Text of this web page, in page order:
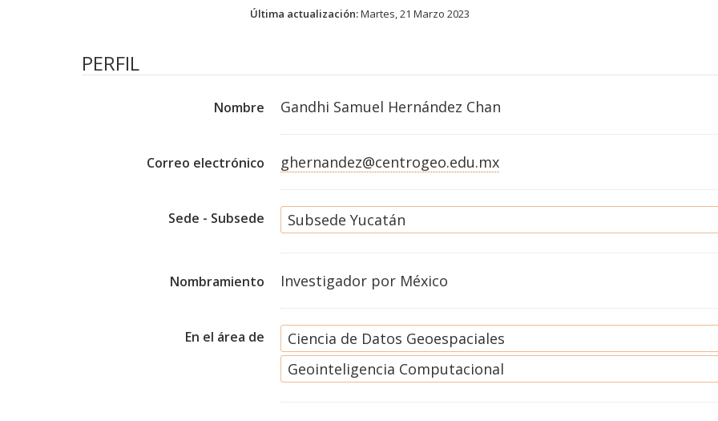
Última actualización:Martes, 21 Marzo 2023
PERFIL
Nombre Gandhi Samuel Hernández Chan
Correo electrónico ghernandez@centrogeo.edu.mx
Sede - Subsede Subsede Yucatán
Nombramiento Investigador por México
En el área de
Ciencia de Datos Geoespaciales
Geointeligencia Computacional